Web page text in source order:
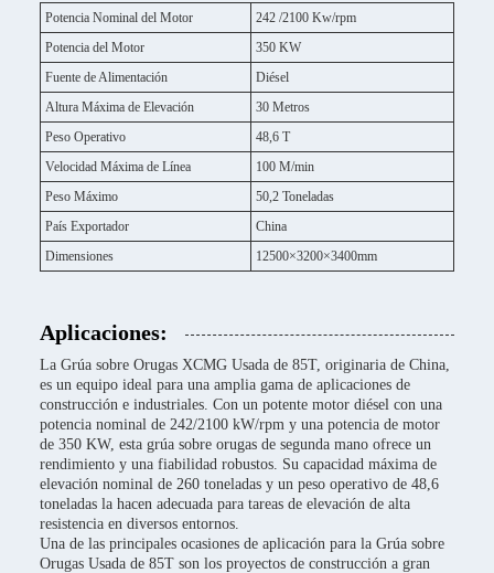
Potencia Nominal del Motor
242 /2100 Kw/rpm
Potencia del Motor
350 KW
Fuente de Alimentación
Diésel
Altura Máxima de Elevación
30 Metros
Peso Operativo
48,6 T
Velocidad Máxima de Línea
100 M/min
Peso Máximo
50,2 Toneladas
País Exportador
China
Dimensiones
12500×3200×3400mm
Aplicaciones:
La Grúa sobre Orugas XCMG Usada de 85T, originaria de China,
es un equipo ideal para una amplia gama de aplicaciones de
construcción e industriales. Con un potente motor diésel con una
potencia nominal de 242/2100 kW/rpm y una potencia de motor
de 350 KW, esta grúa sobre orugas de segunda mano ofrece un
rendimiento y una fiabilidad robustos. Su capacidad máxima de
elevación nominal de 260 toneladas y un peso operativo de 48,6
toneladas la hacen adecuada para tareas de elevación de alta
resistencia en diversos entornos.
Una de las principales ocasiones de aplicación para la Grúa sobre
Orugas Usada de 85T son los proyectos de construcción a gran